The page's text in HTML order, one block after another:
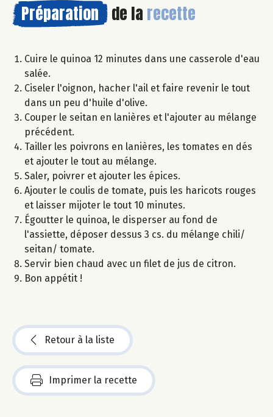
Préparation de la recette
Cuire le quinoa 12 minutes dans une casserole d'eau
salée.
Ciseler l'oignon, hacher l'ail et faire revenir le tout
dans un peu d'huile d'olive.
Couper le seitan en lanières et l'ajouter au mélange
précédent.
Tailler les poivrons en lanières, les tomates en dés
et ajouter le tout au mélange.
Saler, poivrer et ajouter les épices.
Ajouter le coulis de tomate, puis les haricots rouges
et laisser mijoter le tout 10 minutes.
Égoutter le quinoa, le disperser au fond de
l'assiette, déposer dessus 3 cs. du mélange chili/
seitan/ tomate.
Servir bien chaud avec un filet de jus de citron.
Bon appétit !
Retour à la liste
Imprimer la recette